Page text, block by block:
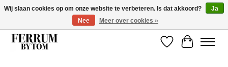
Wij zijn gelsoten van 14 tm 18 februari
Verlanglijst
Wij slaan cookies op om onze website te verbeteren. Is dat akkoord?
Ja
Nee
Meer over cookies »